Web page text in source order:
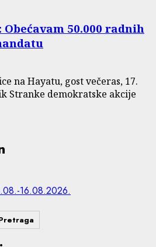
50.000 radnih
na Hayatu, gost večeras, 17.
Stranke demokratske akcije